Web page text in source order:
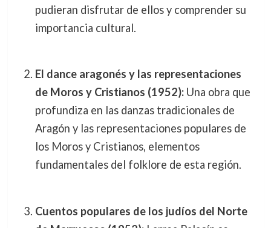
pudieran disfrutar de ellos y comprender su
importancia cultural.
El dance aragonés y las representaciones
de Moros y Cristianos (1952):Una obra que
profundiza en las danzas tradicionales de
Aragón y las representaciones populares de
los Moros y Cristianos, elementos
fundamentales del folklore de esta región.
Cuentos populares de los judíos del Norte